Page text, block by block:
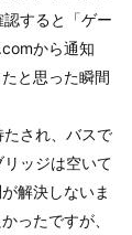
すると「ゲー
から通知
と思った瞬間
され、バスで
ッジは空いて
解決しないま
ったですが、